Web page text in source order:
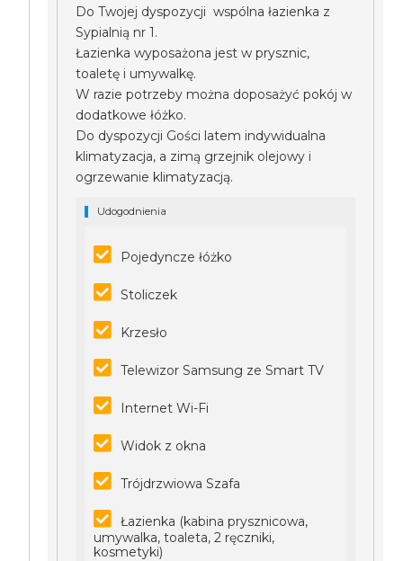
Do Twojej dyspozycji wspólna łazienka z
Sypialnią nr 1.
Łazienka wyposażona jest w prysznic,
toaletę i umywalkę.
W razie potrzeby można doposażyć pokój w
dodatkowe łóżko.
Do dyspozycji Gości latem indywidualna
klimatyzacja, a zimą grzejnik olejowy i
ogrzewanie klimatyzacją.
Udogodnienia
Pojedyncze łóżko
Stoliczek
Krzesło
Telewizor Samsung ze Smart TV
Internet Wi-Fi
Widok z okna
Trójdrzwiowa Szafa
Łazienka (kabina prysznicowa,
umywalka, toaleta, 2 ręczniki,
kosmetyki)